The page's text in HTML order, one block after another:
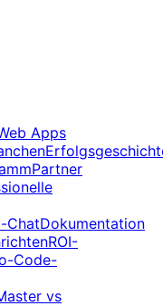
Apps
Partner
ChatDokumentation
ROI-
Code-
vs